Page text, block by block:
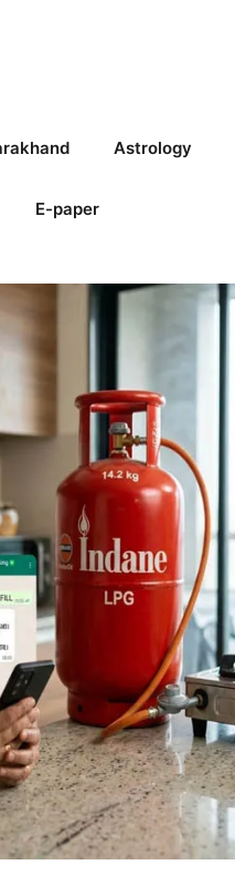
Astrology
E-paper